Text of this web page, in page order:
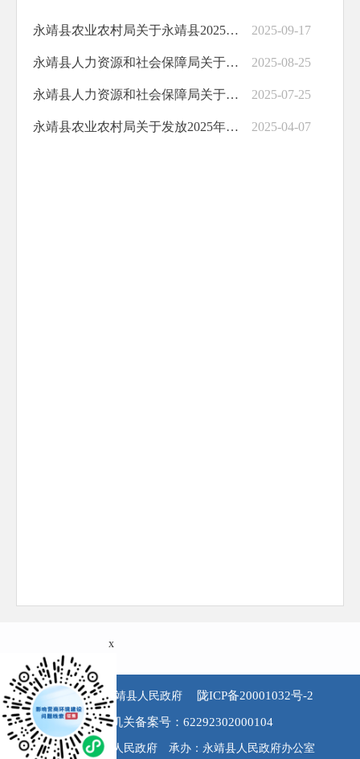
永靖县农业农村局关于永靖县2025年秋季第一批雨露计划学生补助名单的公示 2025-09-17
永靖县人力资源和社会保障局关于发放2025年8月份乡村公益性岗位补贴的公示 2025-08-25
永靖县人力资源和社会保障局关于发放2025年7月份乡村公益性岗位补贴的公示 2025-07-25
永靖县农业农村局关于发放2025年永靖县耕地地力保护补贴资金的公示 2025-04-07
版权所有 永靖县人民政府 陇ICP备20001032号-2
公安机关备案号：62292302000104
主办：永靖县人民政府 承办：永靖县人民政府办公室
x